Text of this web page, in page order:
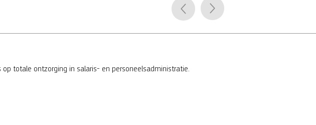
totale ontzorging in salaris- en personeelsadministratie.